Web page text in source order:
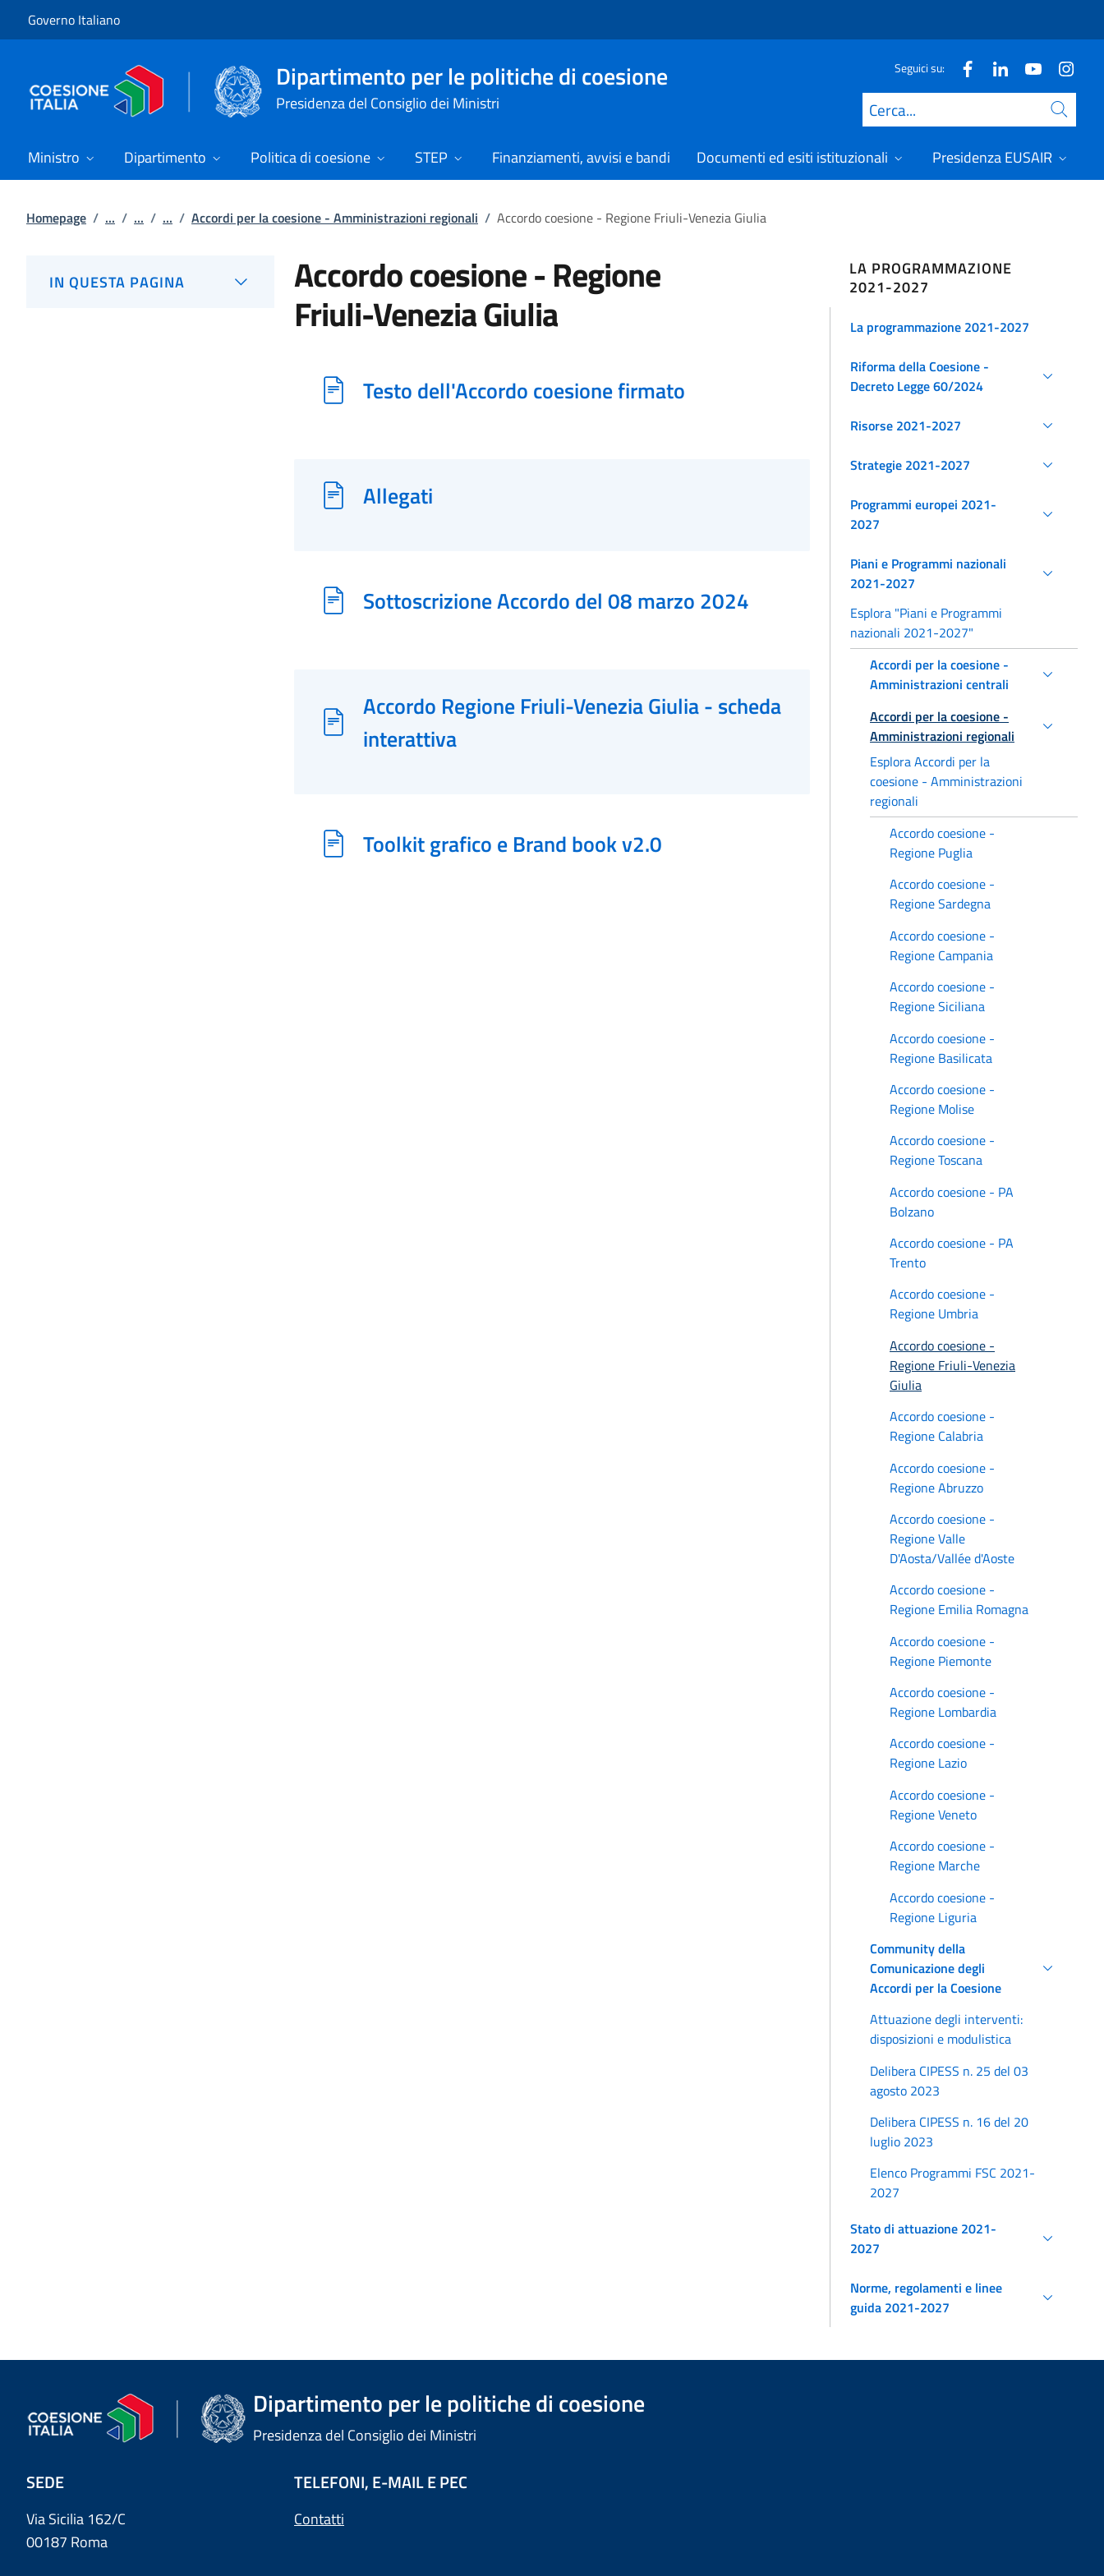
Governo Italiano
Dipartimento per le politiche di coesione
Presidenza del Consiglio dei Ministri
Seguici su:
Cerca
Ministro Dipartimento Politica di coesione STEP Finanziamenti, avvisi e bandi Documenti ed esiti istituzionali Presidenza EUSAIR
Homepage / ... / ... / ... / Accordi per la coesione - Amministrazioni regionali / Accordo coesione - Regione Friuli-Venezia Giulia
IN QUESTA PAGINA Accordo coesione - Regione
Friuli-Venezia Giulia
Testo dell'Accordo coesione firmato
Allegati
Sottoscrizione Accordo del 08 marzo 2024
Accordo Regione Friuli-Venezia Giulia - scheda
interattiva
Toolkit grafico e Brand book v2.0
LA PROGRAMMAZIONE
2021-2027
La programmazione 2021-2027
Riforma della Coesione -
Decreto Legge 60/2024
Risorse 2021-2027
Strategie 2021-2027
Programmi europei 2021-
2027
Piani e Programmi nazionali
2021-2027
Esplora "Piani e Programmi
nazionali 2021-2027"
Accordi per la coesione -
Amministrazioni centrali
Accordi per la coesione -
Amministrazioni regionali
Esplora Accordi per la
coesione - Amministrazioni
regionali
Accordo coesione -
Regione Puglia
Accordo coesione -
Regione Sardegna
Accordo coesione -
Regione Campania
Accordo coesione -
Regione Siciliana
Accordo coesione -
Regione Basilicata
Accordo coesione -
Regione Molise
Accordo coesione -
Regione Toscana
Accordo coesione - PA
Bolzano
Accordo coesione - PA
Trento
Accordo coesione -
Regione Umbria
Accordo coesione -
Regione Friuli-Venezia
Giulia
Accordo coesione -
Regione Calabria
Accordo coesione -
Regione Abruzzo
Accordo coesione -
Regione Valle
D'Aosta/Vallée d'Aoste
Accordo coesione -
Regione Emilia Romagna
Accordo coesione -
Regione Piemonte
Accordo coesione -
Regione Lombardia
Accordo coesione -
Regione Lazio
Accordo coesione -
Regione Veneto
Accordo coesione -
Regione Marche
Accordo coesione -
Regione Liguria
Community della
Comunicazione degli
Accordi per la Coesione
Attuazione degli interventi:
disposizioni e modulistica
Delibera CIPESS n. 25 del 03
agosto 2023
Delibera CIPESS n. 16 del 20
luglio 2023
Elenco Programmi FSC 2021-
2027
Stato di attuazione 2021-
2027
Norme, regolamenti e linee
guida 2021-2027
Dipartimento per le politiche di coesione
Presidenza del Consiglio dei Ministri
SEDE
Via Sicilia 162/C
00187 Roma
TELEFONI, E-MAIL E PEC
Contatti